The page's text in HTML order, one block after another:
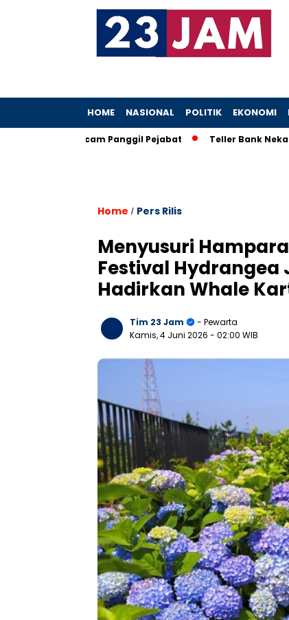
HOME NASIONAL POLITIK EKONOMI
Ancam Panggil Pejabat Teller Bank Nekat Tilep
Home / Pers Rilis
Menyusuri
Festival Hydrangea
Hadirkan Whale
Tim 23 Jam
- Pewarta
Kamis, 4 Juni 2026 - 02:00 WIB